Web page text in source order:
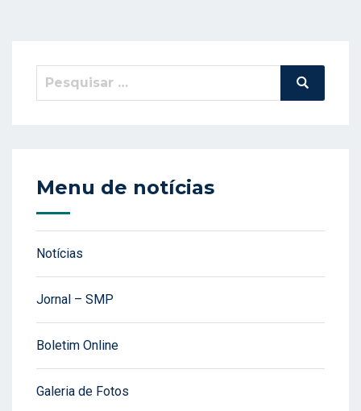
Pesquisar
Pesquisa
Menu de notícias
Notícias
Jornal – SMP
Boletim Online
Galeria de Fotos